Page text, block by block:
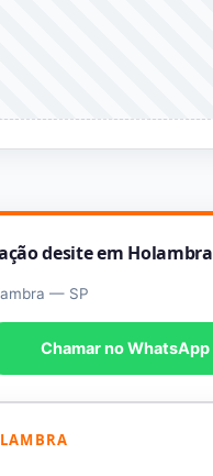
desite em Holambra
— SP
Chamar no WhatsApp